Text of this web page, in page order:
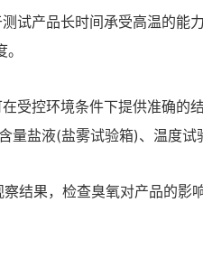
试产品长时间承受高温的能
受控环境条件下提供准确的
盐液(盐雾试验箱)、温度试
结果，检查臭氧对产品的影响